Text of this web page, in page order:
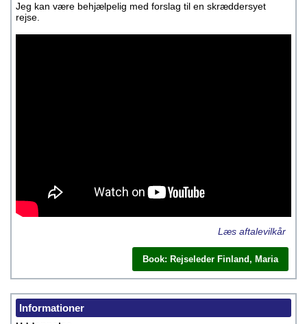
Book: Rejseleder Finland, Maria
Jeg kan være behjælpelig med forslag til en skræddersyet
rejse.
Læs aftalevilkår
Informationer